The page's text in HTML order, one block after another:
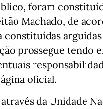
foram
Machado, de
prossegue tendo
oficial.
da Unidade